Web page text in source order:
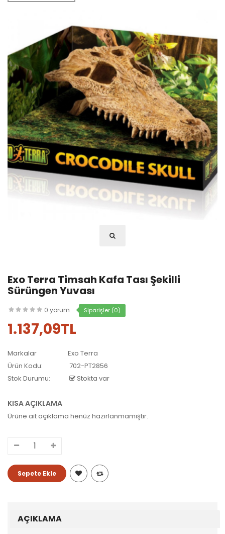
Exo Terra Timsah Kafa Tası Şekilli
Sürüngen Yuvası
0 yorum Siparişler (0)
1.137,09TL
Markalar
Exo Terra
Ürün Kodu:
702-PT2856
Stok Durumu:
Stokta var
KISA AÇIKLAMA
Ürüne ait açıklama henüz hazırlanmamıştır.
AÇIKLAMA